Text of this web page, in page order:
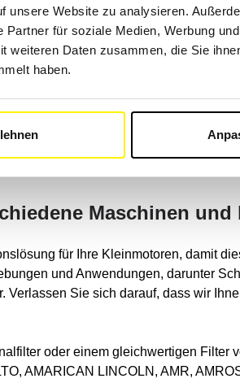
unsere Website zu analysieren.
Partner für soziale Medien, Werbung
weiteren Daten zusammen, die Sie
haben.
Kubota, Volvo, Liebherr,
SnowCat, Linde, Still,
wie Autos, Lastwagen,
leistungsstarken Tool. Sie finden
Fiat, Peugeot, Isuzu, MAN, Nissan.
Maschinen und
für Ihre Kleinmotoren, damit
und Anwendungen, darunter
Verlassen Sie sich darauf, dass wir
oder einem gleichwertigen Filter
AMARICAN LINCOLN, AMR,